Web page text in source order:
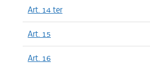
Art. 14 ter
Art. 15
Art. 16